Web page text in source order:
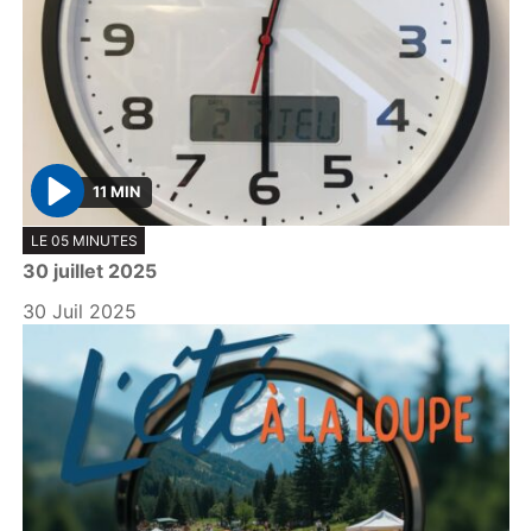
P
l
a
y
11 MIN
LE 05 MINUTES
30 juillet 2025
30 Juil 2025